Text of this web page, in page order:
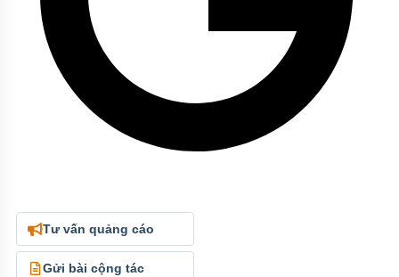
Tư vấn quảng cáo
Gửi bài cộng tác